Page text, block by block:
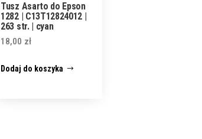
Tusz Asarto do Epson
1282 | C13T12824012 |
263 str. | cyan
18,00 zł
Dodaj do koszyka